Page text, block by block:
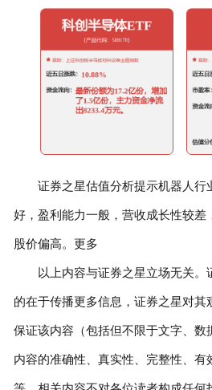
证券之星估值分析提示机器人行
好，盈利能力一般，营收成长性较差
股价偏高。更多
以上内容与证券之星立场无关。
的在于传播更多信息，证券之星对其
保证该内容（包括但不限于文字、数
内容的准确性、真实性、完整性、有